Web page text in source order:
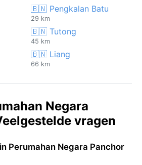
🇧🇳 Pengkalan Batu
29 km
🇧🇳 Tutong
45 km
🇧🇳 Liang
66 km
Negara
vragen
Perumahan Negara Panchor